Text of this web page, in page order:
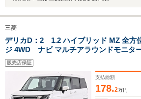
三菱
デリカD：2 1.2 ハイブリッド MZ 全方
ジ 4WD ナビ マルチアラウンドモニタ
ーダー ETC 前席ウォークスルー 横滑り
動スライドドア シートヒーター
販売店保証
支払総額
178.2万円